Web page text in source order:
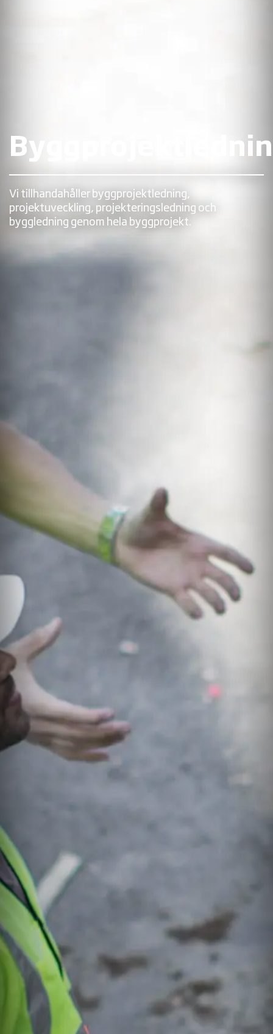
Vi tillhandahåller byggprojektledning,
projektuveckling, projekteringsledning och
byggledning genom hela byggprojekt.